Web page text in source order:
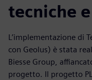
tecniche
L’implementazione di
con Geolus) è stata
Biesse Group,
progetto. Il progetto